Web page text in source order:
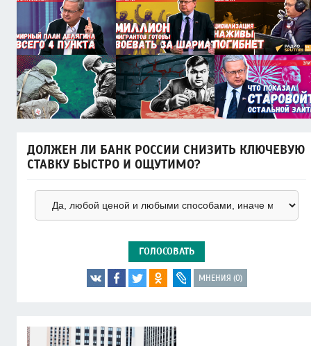
ДОЛЖЕН ЛИ БАНК РОССИИ СНИЗИТЬ КЛЮЧЕВУЮ
СТАВКУ БЫСТРО И ОЩУТИМО?
ГОЛОСОВАТЬ
МНЕНИЯ (0)